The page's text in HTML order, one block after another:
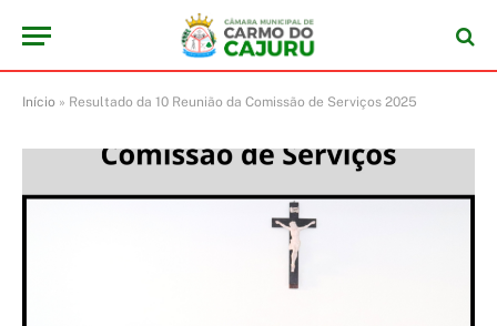
Início » Resultado da 10 Reunião da Comissão de Serviços 2025